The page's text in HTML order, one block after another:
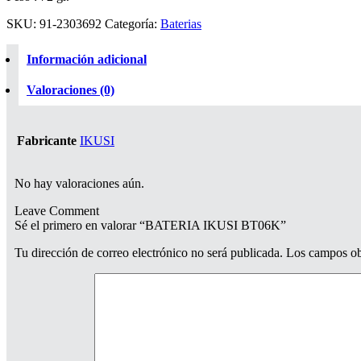
SKU: 91-2303692 Categoría: Baterias
Información adicional
Valoraciones (0)
Fabricante IKUSI
No hay valoraciones aún.
Leave Comment
Sé el primero en valorar “BATERIA IKUSI BT06K”
Tu dirección de correo electrónico no será publicada. Los campos